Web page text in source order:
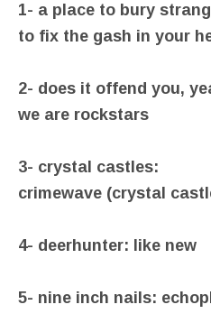
1- a place to bury
to fix the gash in your
2- does it offend you,
we are rockstars
3- crystal castles:
crimewave (crystal
4- deerhunter: like new
5- nine inch nails: